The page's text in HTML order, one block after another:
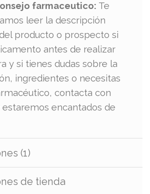
farmaceutico: Te
leer la descripción
producto o prospecto si
antes de realizar
y si tienes dudas sobre la
ingredientes o necesitas
contacta con
encantados de
(1)
de tienda